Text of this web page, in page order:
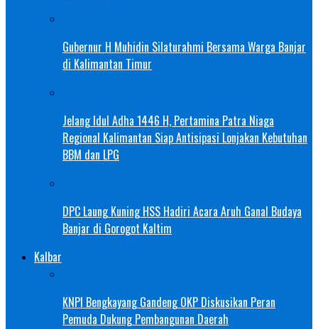
Gubernur H Muhidin Silaturahmi Bersama Warga Banjar
di Kalimantan Timur
Jelang Idul Adha 1446 H, Pertamina Patra Niaga
Regional Kalimantan Siap Antisipasi Lonjakan Kebutuhan
BBM dan LPG
DPC Laung Kuning HSS Hadiri Acara Aruh Ganal Budaya
Banjar di Gorogot Kaltim
Kalbar
KNPI Bengkayang Gandeng OKP Diskusikan Peran
Pemuda Dukung Pembangunan Daerah